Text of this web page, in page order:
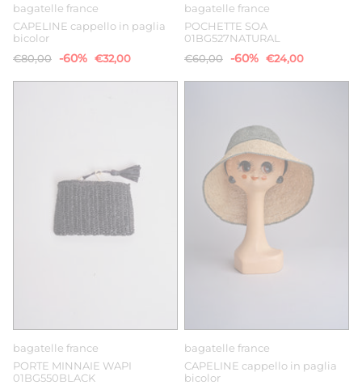
bagatelle france
CAPELINE cappello in paglia
bicolor
€80,00 -60% €32,00
bagatelle france
POCHETTE SOA
01BG527NATURAL
€60,00 -60% €24,00
bagatelle france
PORTE MINNAIE WAPI
01BG550BLACK
bagatelle france
CAPELINE cappello in paglia
bicolor